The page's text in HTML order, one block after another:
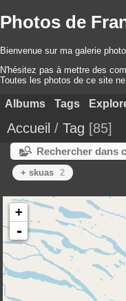
Photos de
Bienvenue sur ma galerie photo
N'hésitez pas à mettre des
Toutes les photos de ce site
Albums Tags
Accueil / Tag 85
Rechercher dans
+ skuas 2
+
-